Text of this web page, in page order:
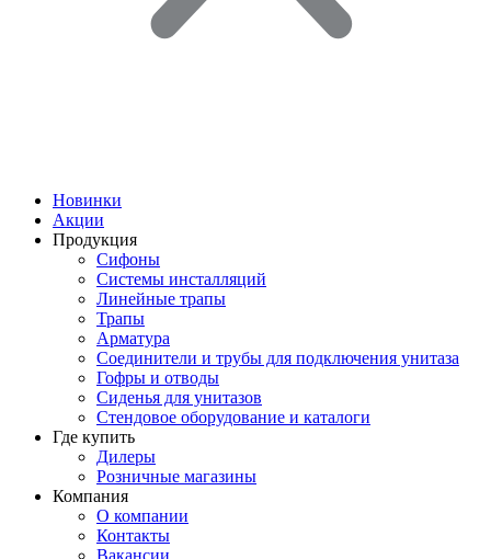
Новинки
Акции
Продукция
Сифоны
Системы инсталляций
Линейные трапы
Трапы
Арматура
Соединители и трубы для подключения унитаза
Гофры и отводы
Сиденья для унитазов
Стендовое оборудование и каталоги
Где купить
Дилеры
Розничные магазины
Компания
О компании
Контакты
Вакансии